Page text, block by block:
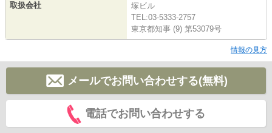
取扱会社
塚ビル
TEL:03-5333-2757
東京都知事 (9) 第53079号
情報の見方
メールでお問い合わせする(無料)
電話でお問い合わせする